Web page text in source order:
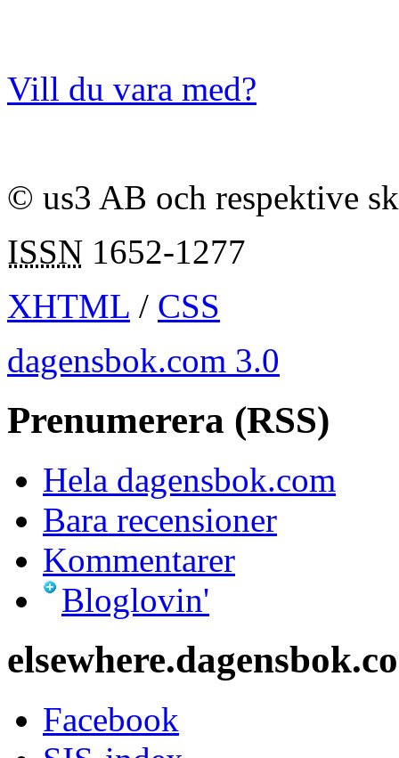
Vill du vara med?
© us3 AB och respektive
ISSN 1652-1277
XHTML / CSS
dagensbok.com 3.0
Prenumerera (RSS)
Hela dagensbok.com
Bara recensioner
Kommentarer
Bloglovin'
Facebook